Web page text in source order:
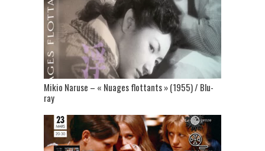
Mikio Naruse – « Nuages flottants » (1955) / Blu-
ray